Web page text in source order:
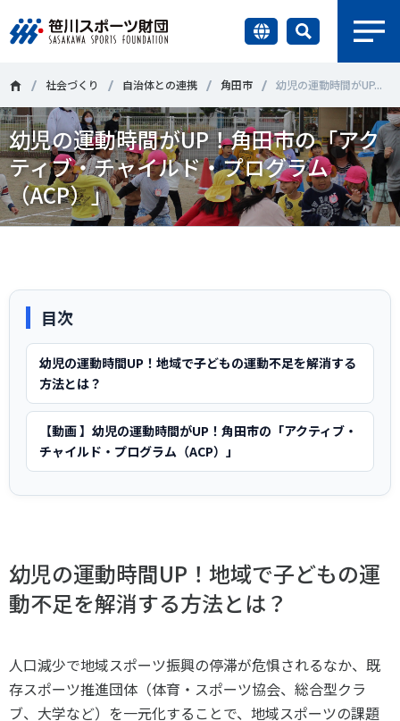
財団情報
研究員紹介
調査・研究
国際情報
知る学ぶ
お問い合わせ・お申し込み
メールマガジン
＃誰が子どものスポーツをささえるのか ＃部活動
＃アクティブなまちづくり ＃日本人の身体活動と健康寿命
調査・研究
スポーツライフ・データ
スポーツ白書
政策提言
子どものスポーツ
スポーツ・ガバナンス
スポーツボランティア
健康とスポーツ
社会づくり 自治体との連携 角田市 幼児の運動時間がUP...
幼児の運動時間がUP！角田市の「アク
ティブ・チャイルド・プログラム
（ACP）」
目次
幼児の運動時間UP！地域で子どもの運動不足を解消する
方法とは？
【動画 】幼児の運動時間がUP！角田市の「アクティブ・
チャイルド・プログラム（ACP）」
幼児の運動時間UP！地域で子どもの運
動不足を解消する方法とは？
人口減少で地域スポーツ振興の停滞が危惧されるなか、既
存スポーツ推進団体（体育・スポーツ協会、総合型クラ
ブ、大学など）を一元化することで、地域スポーツの課題